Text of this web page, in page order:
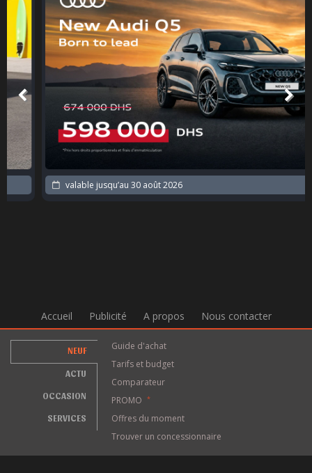
valable jusqu’au 30 août 2026
Accueil Publicité A propos Nous contacter
NEUF
ACTU
OCCASION
SERVICES
Guide d'achat
Tarifs et budget
Comparateur
PROMO
*
Offres du moment
Trouver un concessionnaire